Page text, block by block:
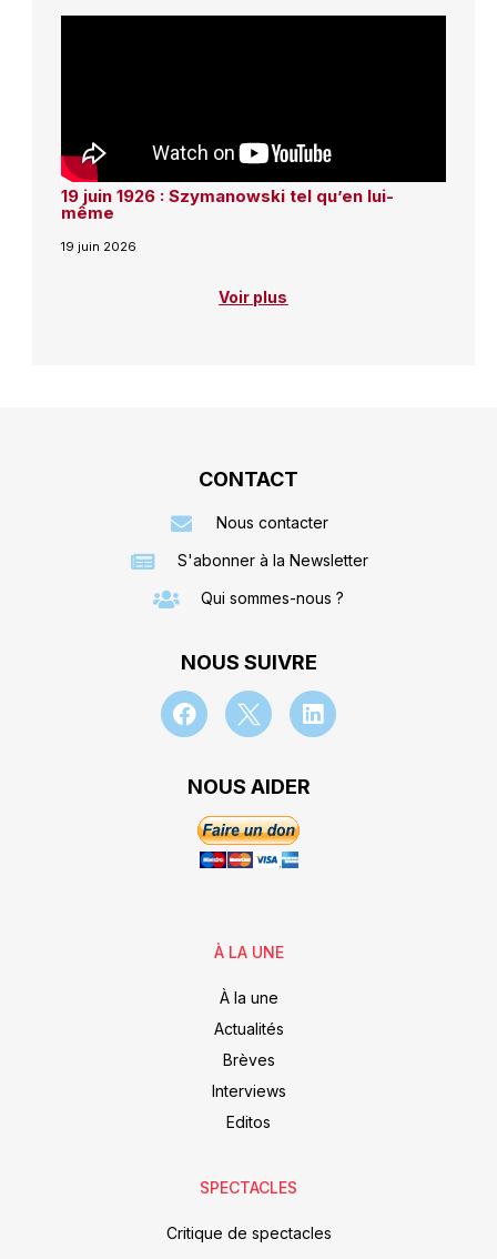
19 juin 1926 : Szymanowski tel qu’en lui-
même
19 juin 2026
Voir plus
CONTACT
Nous contacter
S'abonner à la Newsletter
Qui sommes-nous ?
NOUS SUIVRE
NOUS AIDER
À LA UNE
À la une
Actualités
Brèves
Interviews
Editos
SPECTACLES
Critique de spectacles